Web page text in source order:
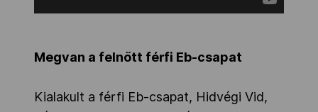
Megvan a felnőtt férfi Eb-csapat
Kialakult a férfi Eb-csapat, Hidvégi Vid,